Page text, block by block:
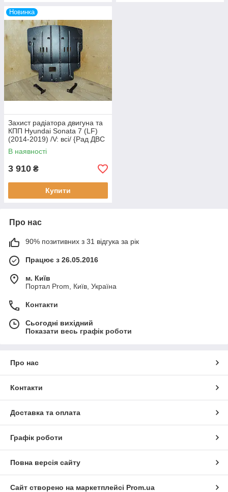
Новинка
Захист радіатора двигуна та
КПП Hyundai Sonata 7 (LF)
(2014-2019) /V: всі/ {Рад ДВС
КПП} (Зверху штатного
пластику)
В наявності
3 910 ₴
Купити
Про нас
90% позитивних з 31 відгука за рік
Працює з 26.05.2016
м. Київ
Портал Prom, Київ, Україна
Контакти
Сьогодні вихідний
Показати весь графік роботи
Про нас
Контакти
Доставка та оплата
Графік роботи
Повна версія сайту
Сайт створено на маркетплейсі Prom.ua